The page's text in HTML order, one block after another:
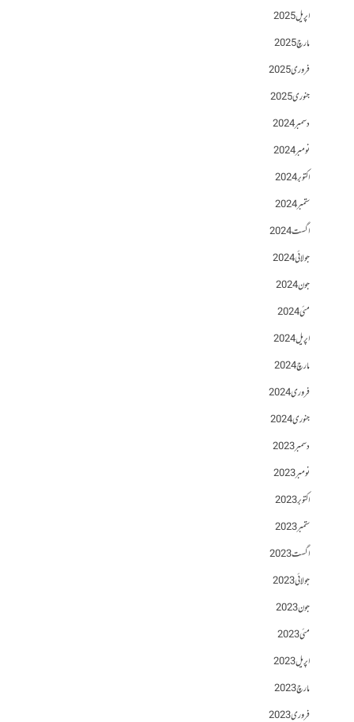
اپریل 2025
مارچ 2025
فروری 2025
جنوری 2025
دسمبر 2024
نومبر 2024
اکتوبر 2024
ستمبر 2024
اگست 2024
جولائی 2024
جون 2024
مئی 2024
اپریل 2024
مارچ 2024
فروری 2024
جنوری 2024
دسمبر 2023
نومبر 2023
اکتوبر 2023
ستمبر 2023
اگست 2023
جولائی 2023
جون 2023
مئی 2023
اپریل 2023
مارچ 2023
فروری 2023